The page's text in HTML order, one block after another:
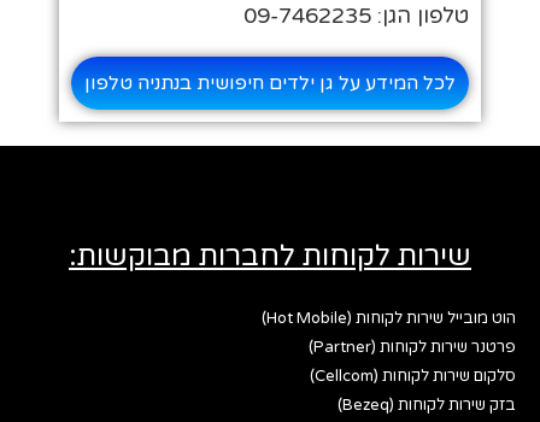
טלפון הגן: 09-7462235
לכל המידע על גן ילדים חיפושית בנתניה טלפון
שירות לקוחות לחברות מבוקשות:
הוט מובייל שירות לקוחות (Hot Mobile)
פרטנר שירות לקוחות (Partner)
סלקום שירות לקוחות (Cellcom)
בזק שירות לקוחות (Bezeq)